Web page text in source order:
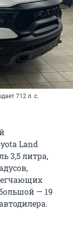
712 л. с.
Land
3,5 литра,
— 19